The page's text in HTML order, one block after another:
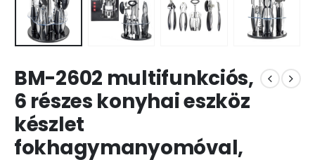
BM-2602 multifunkciós,
6 részes konyhai eszköz
készlet
fokhagymanyomóval,